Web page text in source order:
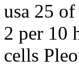
usa 25
2 per 10
cells